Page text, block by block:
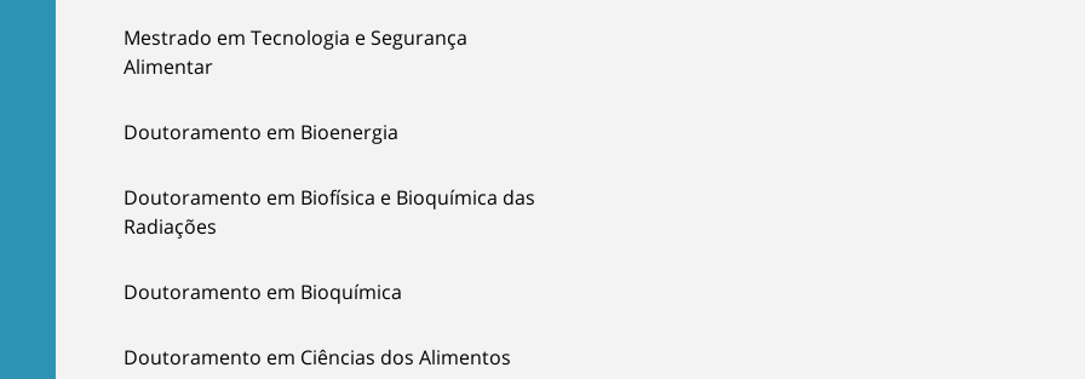
Mestrado em Tecnologia e Segurança
Alimentar
Doutoramento em Bioenergia
Doutoramento em Biofísica e Bioquímica das
Radiações
Doutoramento em Bioquímica
Doutoramento em Ciências dos Alimentos